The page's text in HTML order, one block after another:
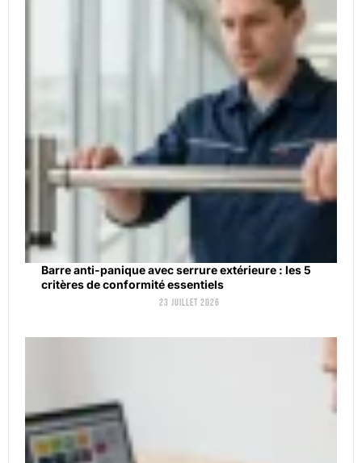
Barre anti-panique avec serrure extérieure : les 5
critères de conformité essentiels
23 juillet 2026